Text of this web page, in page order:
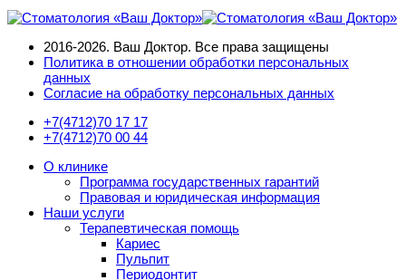
2016-2026. Ваш Доктор. Все права защищены
Политика в отношении обработки персональных
данных
Согласие на обработку персональных данных
+7(4712)70 17 17
+7(4712)70 00 44
О клинике
Программа государственных гарантий
Правовая и юридическая информация
Наши услуги
Терапевтическая помощь
Кариес
Пульпит
Периодонтит